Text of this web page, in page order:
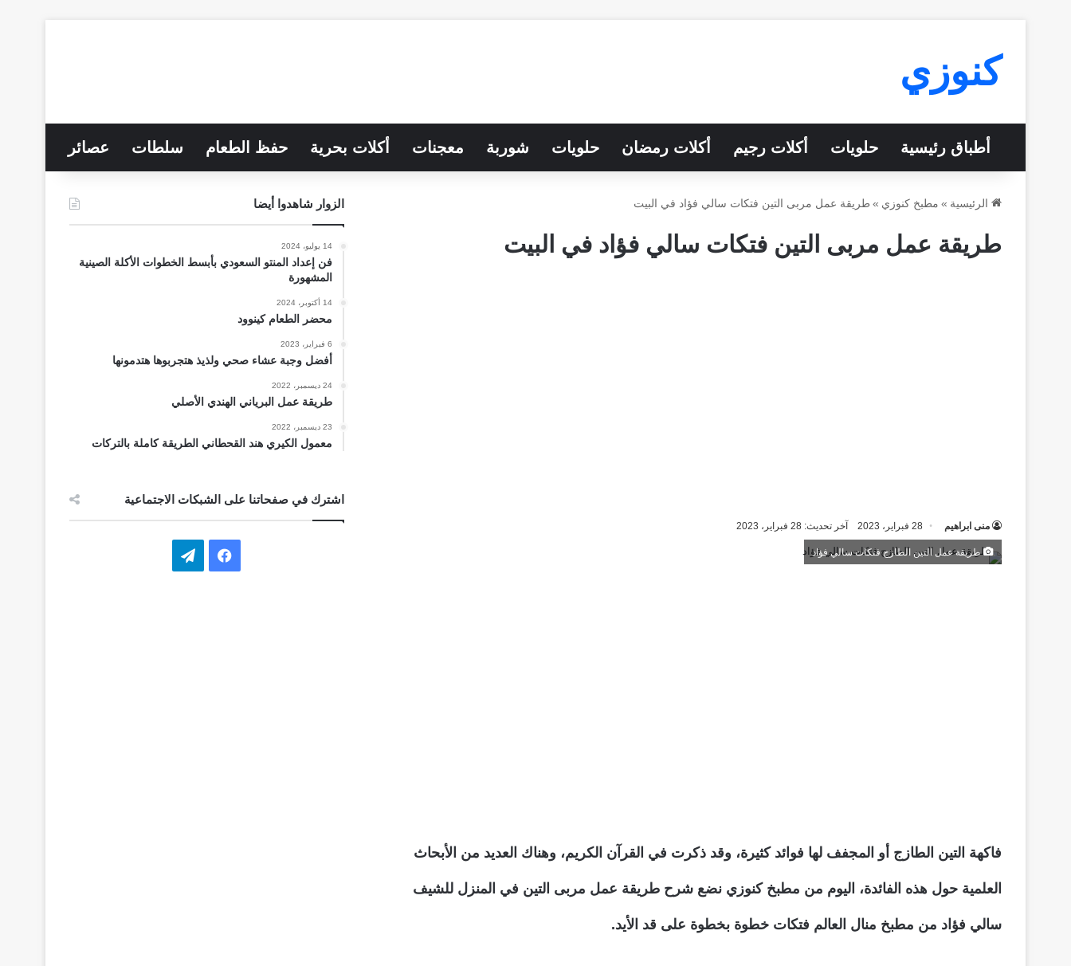
كنوزي
أطباق رئيسية حلويات أكلات رجيم أكلات رمضان حلويات شوربة معجنات أكلات بحرية حفظ الطعام سلطات عصائر
الرئيسية » مطبخ كنوزي »طريقة عمل مربى التين فتكات سالي فؤاد في البيت
طريقة عمل مربى التين فتكات سالي فؤاد في البيت
منى ابراهيم 28 فبراير، 2023 آخر تحديث: 28 فبراير، 2023
طريقة عمل التين الطازج فتكات سالي فؤاد
فاكهة التين الطازج أو المجفف لها فوائد كثيرة، وقد ذكرت في القرآن الكريم، وهناك العديد من الأبحاث
العلمية حول هذه الفائدة، اليوم من مطبخ كنوزي نضع شرح طريقة عمل مربى التين في المنزل للشيف
سالي فؤاد من مطبخ منال العالم فتكات خطوة بخطوة على قد الأيد.
الزوار شاهدوا أيضا
14 يوليو، 2024
فن إعداد المنتو السعودي بأبسط الخطوات الأكلة الصينية
المشهورة
14 أكتوبر، 2024
محضر الطعام كينوود
6 فبراير، 2023
أفضل وجبة عشاء صحي ولذيذ هتجربوها هتدمونها
24 ديسمبر، 2022
طريقة عمل البرياني الهندي الأصلي
23 ديسمبر، 2022
معمول الكيري هند القحطاني الطريقة كاملة بالتركات
اشترك في صفحاتنا على الشبكات الاجتماعية
ف
ت